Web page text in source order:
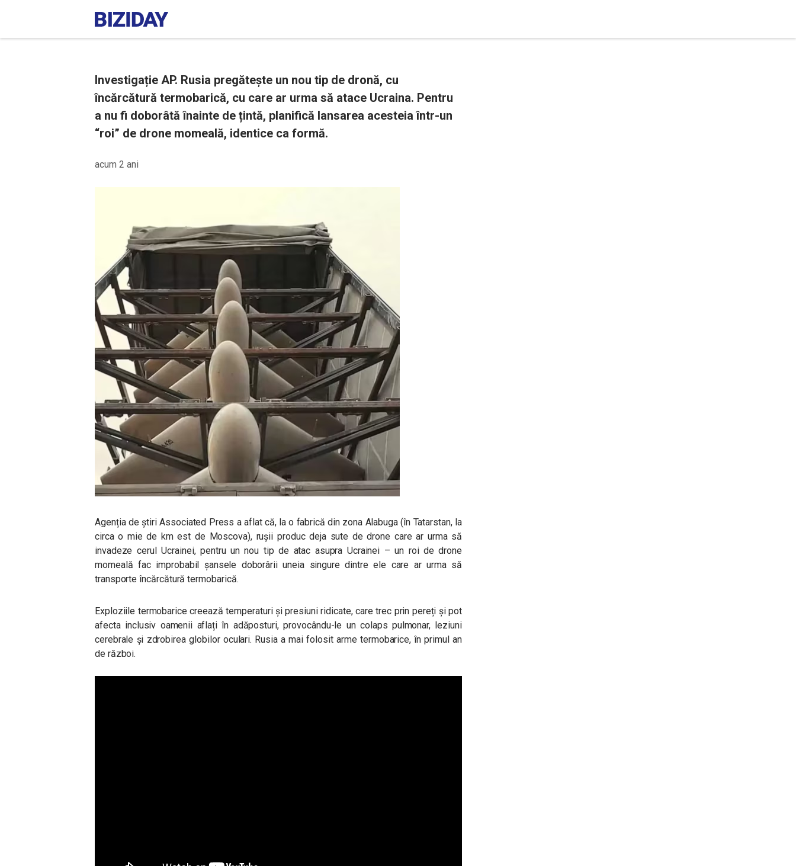
Investigație AP. Rusia pregătește un nou tip de dronă, cu
încărcătură termobarică, cu care ar urma să atace Ucraina. Pentru
a nu fi doborâtă înainte de țintă, planifică lansarea acesteia într-un
“roi” de drone momeală, identice ca formă.
acum 2 ani
Agenția de știri Associated Press a aflat că, la o fabrică din zona Alabuga (în Tatarstan, la
circa o mie de km est de Moscova), rușii produc deja sute de drone care ar urma să
invadeze cerul Ucrainei, pentru un nou tip de atac asupra Ucrainei – un roi de drone
momeală fac improbabil șansele doborârii uneia singure dintre ele care ar urma să
transporte încărcătură termobarică.
Exploziile termobarice creează temperaturi și presiuni ridicate, care trec prin pereți și pot
afecta inclusiv oamenii aflați în adăposturi, provocându-le un colaps pulmonar, leziuni
cerebrale și zdrobirea globilor oculari. Rusia a mai folosit arme termobarice, în primul an
de război.